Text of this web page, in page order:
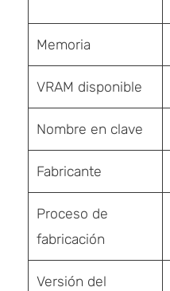
Memoria
VRAM disponible
Nombre en clave
Fabricante
Proceso de
fabricación
Versión del